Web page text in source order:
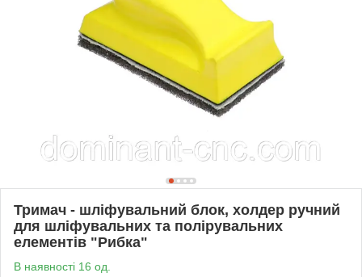
Тримач - шліфувальний блок, холдер ручний
для шліфувальних та полірувальних
елементів "Рибка"
В наявності 16 од.